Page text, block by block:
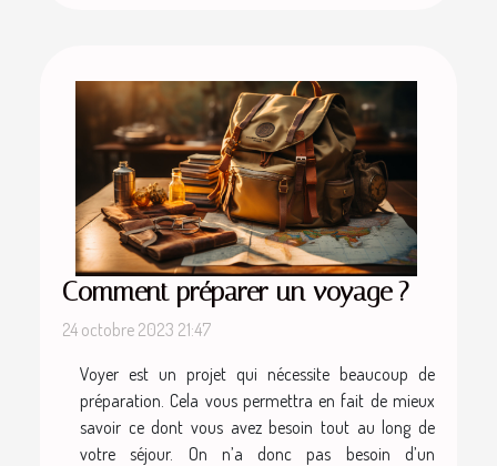
Comment préparer un voyage ?
24 octobre 2023 21:47
Voyer est un projet qui nécessite beaucoup de
préparation. Cela vous permettra en fait de mieux
savoir ce dont vous avez besoin tout au long de
votre séjour. On n’a donc pas besoin d’un